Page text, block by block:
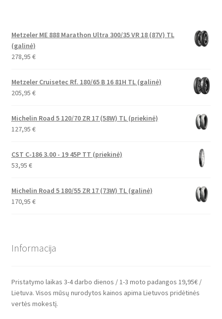
Metzeler ME 888 Marathon Ultra 300/35 VR 18 (87V) TL
(galinė)
278,95 €
Metzeler Cruisetec Rf. 180/65 B 16 81H TL (galinė)
205,95 €
Michelin Road 5 120/70 ZR 17 (58W) TL (priekinė)
127,95 €
CST C-186 3.00 - 19 45P TT (priekinė)
53,95 €
Michelin Road 5 180/55 ZR 17 (73W) TL (galinė)
170,95 €
Informacija
Pristatymo laikas 3-4 darbo dienos / 1-3 moto padangos 19,95€ /
Lietuva. Visos mūsų nurodytos kainos apima Lietuvos pridėtinės
vertės mokestį.